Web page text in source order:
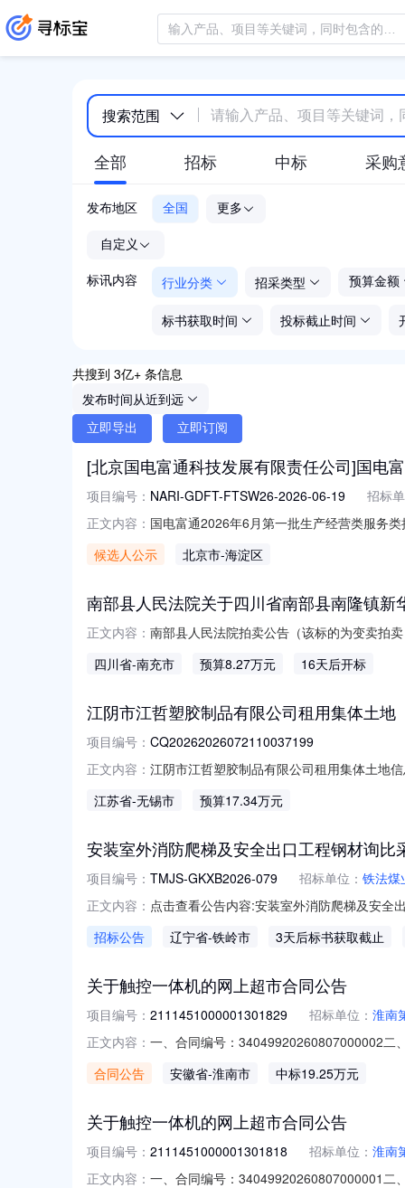
搜索范围
全部 招标 中标 采购
发布地区 全国 更多
自定义
标讯内容 行业分类 招采类型 预算金额
标书获取时间 投标截止时间
共搜到 3亿+ 条信息
发布时间从近到远
立即导出 立即订阅
[北京国电富通科技发展有限责任公司]国电
项目编号： NARI-GDFT-FTSW26-2026-06-19
招标
正文内容： 国电富通2026年6月第一批生产经营类服务
异议的，请在成交候选人公示期间以书面形
候选人公示 北京市-海淀区
南部县人民法院关于四川省南部县南隆镇
正文内容： 南部县人民法院拍卖公告（该标的为变卖拍
金:15000元，增价幅度：1000元。有关拍卖
四川省-南充市 预算8.27万元 16天后开标
江阴市江哲塑胶制品有限公司租用集体土地
项目编号： CQ20262026072110037199
正文内容： 江阴市江哲塑胶制品有限公司租用集体土地
体土地项目编号
江苏省-无锡市 预算17.34万元
安装室外消防爬梯及安全出口工程钢材询比
项目编号： TMJS-GKXB2026-079 招标单位： 铁法煤
正文内容： 点击查看公告内容:安装室外消防爬梯及安全
招标公告
辽宁省-铁岭市 3天后标书获取截止
关于触控一体机的网上超市合同公告
项目编号： 2111451000001301829 招标单位： 淮南
正文内容： 一、合同编号：34049920260807000002二
朝阳街道田家庵区玺园小区1栋2908联系方
合同公告 安徽省-淮南市 中标19.25万元
关于触控一体机的网上超市合同公告
项目编号： 2111451000001301818 招标单位： 淮南
正文内容： 一、合同编号：34049920260807000001二